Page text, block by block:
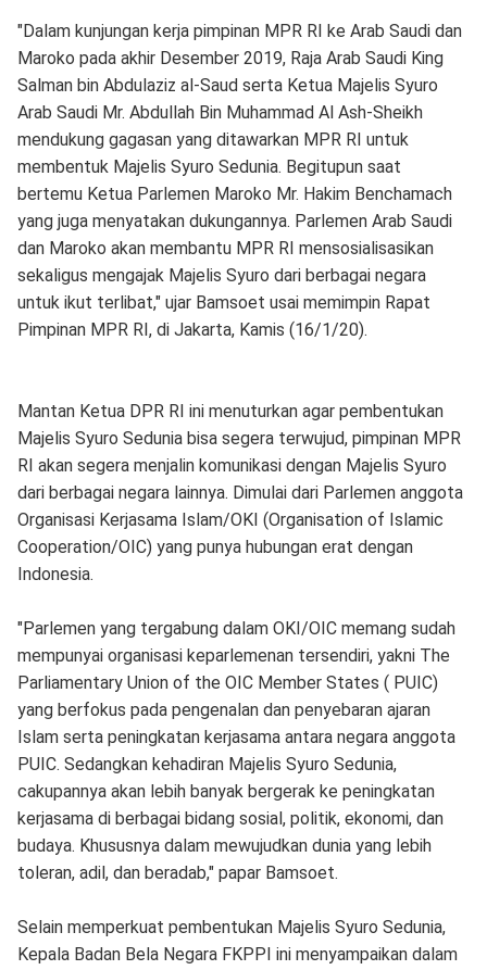
"Dalam kunjungan kerja pimpinan MPR RI ke Arab Saudi dan
Maroko pada akhir Desember 2019, Raja Arab Saudi King
Salman bin Abdulaziz al-Saud serta Ketua Majelis Syuro
Arab Saudi Mr. Abdullah Bin Muhammad Al Ash-Sheikh
mendukung gagasan yang ditawarkan MPR RI untuk
membentuk Majelis Syuro Sedunia. Begitupun saat
bertemu Ketua Parlemen Maroko Mr. Hakim Benchamach
yang juga menyatakan dukungannya. Parlemen Arab Saudi
dan Maroko akan membantu MPR RI mensosialisasikan
sekaligus mengajak Majelis Syuro dari berbagai negara
untuk ikut terlibat," ujar Bamsoet usai memimpin Rapat
Pimpinan MPR RI, di Jakarta, Kamis (16/1/20).
Mantan Ketua DPR RI ini menuturkan agar pembentukan
Majelis Syuro Sedunia bisa segera terwujud, pimpinan MPR
RI akan segera menjalin komunikasi dengan Majelis Syuro
dari berbagai negara lainnya. Dimulai dari Parlemen anggota
Organisasi Kerjasama Islam/OKI (Organisation of Islamic
Cooperation/OIC) yang punya hubungan erat dengan
Indonesia.
"Parlemen yang tergabung dalam OKI/OIC memang sudah
mempunyai organisasi keparlemenan tersendiri, yakni The
Parliamentary Union of the OIC Member States ( PUIC)
yang berfokus pada pengenalan dan penyebaran ajaran
Islam serta peningkatan kerjasama antara negara anggota
PUIC. Sedangkan kehadiran Majelis Syuro Sedunia,
cakupannya akan lebih banyak bergerak ke peningkatan
kerjasama di berbagai bidang sosial, politik, ekonomi, dan
budaya. Khususnya dalam mewujudkan dunia yang lebih
toleran, adil, dan beradab," papar Bamsoet.
Selain memperkuat pembentukan Majelis Syuro Sedunia,
Kepala Badan Bela Negara FKPPI ini menyampaikan dalam